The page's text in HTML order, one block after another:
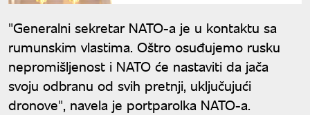
"Generalni sekretar NATO-a je u kontaktu sa
rumunskim vlastima. Oštro osuđujemo rusku
nepromišljenost i NATO će nastaviti da jača
svoju odbranu od svih pretnji, uključujući
dronove", navela je portparolka NATO-a.